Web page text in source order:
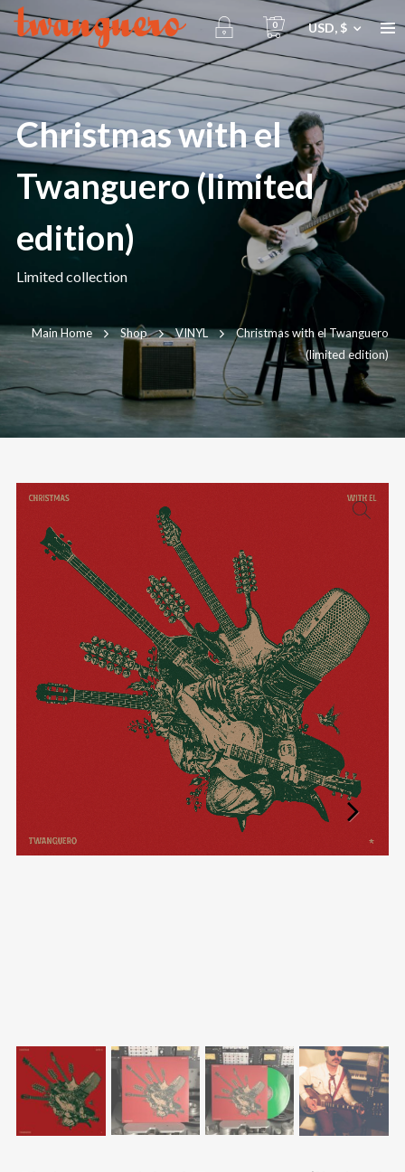
0 USD, $
Christmas with el
Twanguero (limited
edition)
Limited collection
Main Home Shop VINYL
Christmas with el Twanguero
(limited edition)